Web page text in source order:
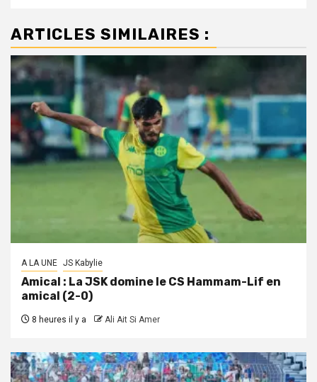
ARTICLES SIMILAIRES :
A LA UNE JS Kabylie
Amical : La JSK domine le CS Hammam-Lif en
amical (2-0)
8 heures il y a Ali Ait Si Amer